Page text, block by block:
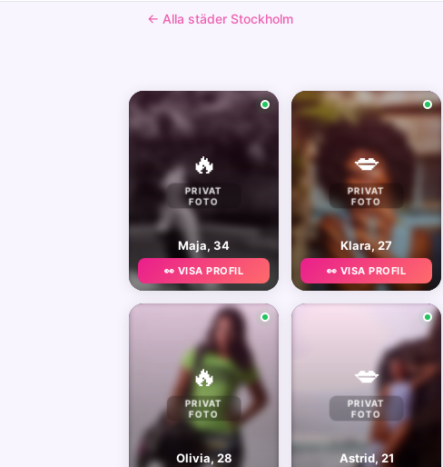
← Alla städer Stockholm
🔥
PRIVAT
FOTO
Maja, 34
👀 VISA PROFIL
💋
PRIVAT
FOTO
Klara, 27
👀 VISA PROFIL
🔥
PRIVAT
FOTO
Olivia, 28
💋
PRIVAT
FOTO
Astrid, 21